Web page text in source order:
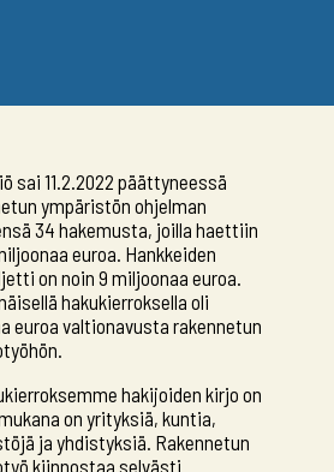
sai 11.2.2022 päättyneessä
ympäristön ohjelman
34 hakemusta, joilla haettiin
euroa. Hankkeiden
on noin 9 miljoonaa euroa.
hakukierroksella oli
euroa valtionavusta rakennetun
hakijoiden kirjo on
on yrityksiä, kuntia,
ja yhdistyksiä. Rakennetun
kiinnostaa selvästi